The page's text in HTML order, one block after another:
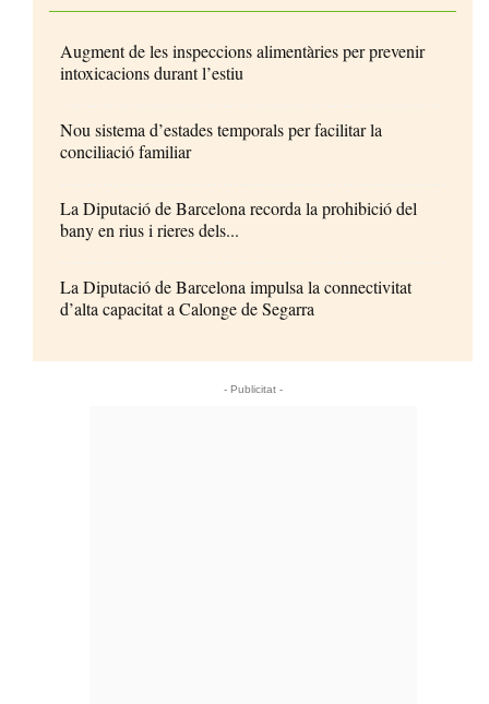
Augment de les inspeccions alimentàries per prevenir
intoxicacions durant l’estiu
Nou sistema d’estades temporals per facilitar la
conciliació familiar
La Diputació de Barcelona recorda la prohibició del
bany en rius i rieres dels...
La Diputació de Barcelona impulsa la connectivitat
d’alta capacitat a Calonge de Segarra
- Publicitat -